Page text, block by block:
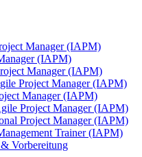
Manager (IAPM)
(IAPM)
Manager (IAPM)
Project Manager (IAPM)
Manager (IAPM)
Project Manager (IAPM)
Project Manager (IAPM)
Trainer (IAPM)
Vorbereitung